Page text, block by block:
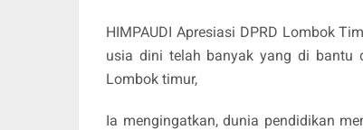
HIMPAUDI Apresiasi DPRD Lombok
usia dini telah banyak yang di bantu
Lombok timur,
Ia mengingatkan, dunia pendidikan